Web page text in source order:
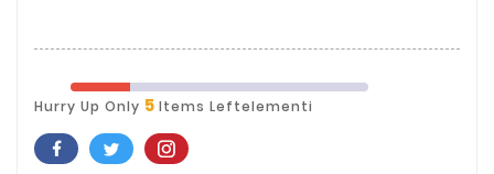
Hurry Up Only 5 Items Leftelementi